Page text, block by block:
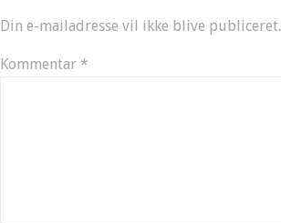
Din e-mailadresse vil ikke blive publiceret.
Kommentar *